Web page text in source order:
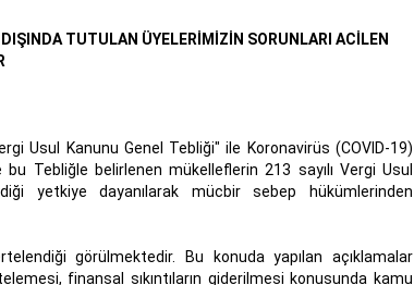
TUTULAN ÜYELERİMİZİN SORUNLARI ACİLEN
Usul Kanunu Genel Tebliği" ile Koronavirüs (COVID-19)
Tebliğle belirlenen mükelleflerin 213 sayılı Vergi Usul
yetkiye dayanılarak mücbir sebep hükümlerinden
görülmektedir. Bu konuda yapılan açıklamalar
finansal sıkıntıların giderilmesi konusunda kamu